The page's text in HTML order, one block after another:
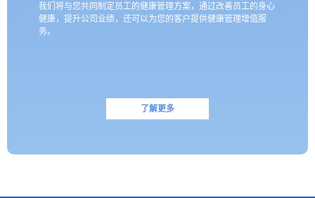
我们将与您共同制定员工的健康管理方案，通过改善员工的身心
健康，提升公司业绩，还可以为您的客户提供健康管理增值服
务。
了解更多